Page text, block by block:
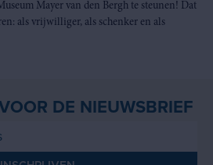
Mayer van den Bergh te steunen! Dat
als vrijwilliger, als schenker en als
DE NIEUWSBRIEF